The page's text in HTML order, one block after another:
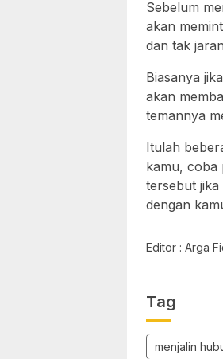
Sebelum
akan
dan tak
Biasanya
akan
temannya
Itulah
kamu, coba
tersebut
dengan
Editor : Arga
Tag
menjalin